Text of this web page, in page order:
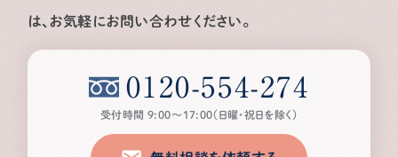
は、お気軽にお問い合わせください。
0120-554-274
受付時間 9:00〜17:00（日曜・祝日を除く）